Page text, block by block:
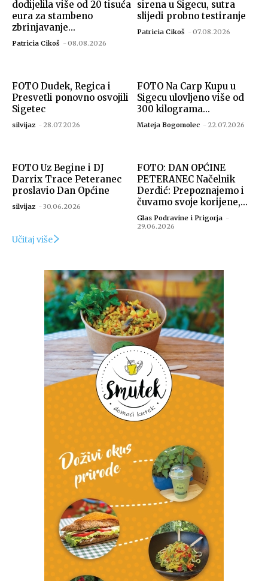
dodijelila više od 20 tisuća
eura za stambeno
zbrinjavanje...
Patricia Cikoš - 08.08.2026
sirena u Sigecu, sutra
slijedi probno testiranje
Patricia Cikoš - 07.08.2026
FOTO Dudek, Regica i
Presvetli ponovno osvojili
Sigetec
silvijaz - 28.07.2026
FOTO Na Carp Kupu u
Sigecu ulovljeno više od
300 kilograma...
Mateja Bogomolec - 22.07.2026
FOTO Uz Begine i DJ
Darrix Trace Peteranec
proslavio Dan Općine
silvijaz - 30.06.2026
FOTO: DAN OPĆINE
PETERANEC Načelnik
Derdić: Prepoznajemo i
čuvamo svoje korijene,...
Glas Podravine i Prigorja -
29.06.2026
Učitaj više